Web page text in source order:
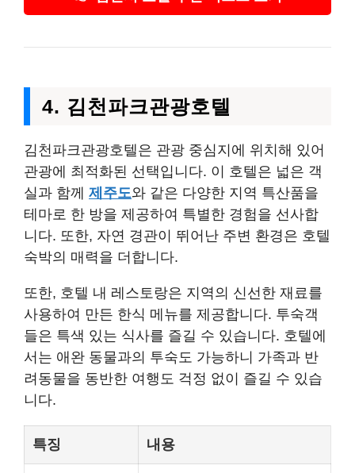
4. 김천파크관광호텔
김천파크관광호텔은 관광 중심지에 위치해 있어
관광에 최적화된 선택입니다. 이 호텔은 넓은 객
실과 함께 제주도와 같은 다양한 지역 특산품을
테마로 한 방을 제공하여 특별한 경험을 선사합
니다. 또한, 자연 경관이 뛰어난 주변 환경은 호텔
숙박의 매력을 더합니다.
또한, 호텔 내 레스토랑은 지역의 신선한 재료를
사용하여 만든 한식 메뉴를 제공합니다. 투숙객
들은 특색 있는 식사를 즐길 수 있습니다. 호텔에
서는 애완 동물과의 투숙도 가능하니 가족과 반
려동물을 동반한 여행도 걱정 없이 즐길 수 있습
니다.
특징 내용